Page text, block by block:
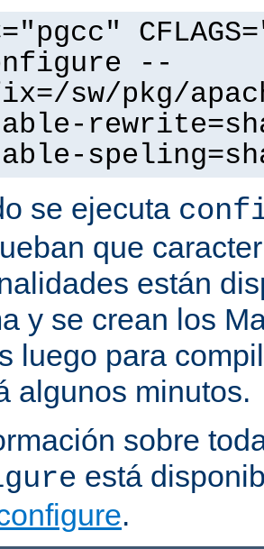
--
sw/pkg/
se ejecuta
que
están
y se crean los
luego para
algunos minutos.
sobre
está
.